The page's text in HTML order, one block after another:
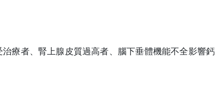
療者、腎上腺皮質過高者、腦下垂體機能不全影響鈣